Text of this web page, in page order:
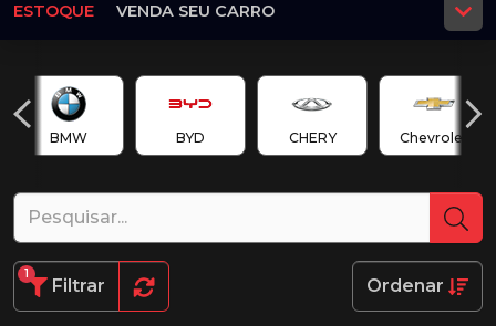
ESTOQUE VENDA SEU CARRO
BMW BYD CHERY Chevrolet
Filtrar
1
Ordenar